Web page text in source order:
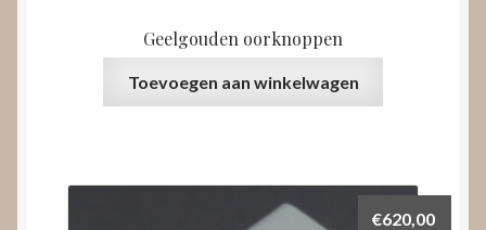
Geelgouden oorknoppen
Toevoegen aan winkelwagen
€620,00